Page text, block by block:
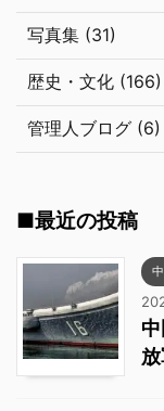
写真集 (31)
歴史・文化 (166)
管理人ブログ (6)
■最近の投稿